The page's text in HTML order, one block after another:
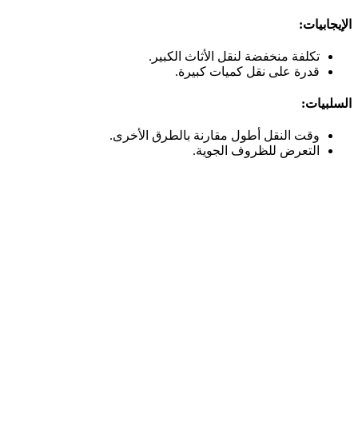
الإيجابيات:
تكلفة منخفضة لنقل الأثاث الكبير.
قدرة على نقل كميات كبيرة.
السلبيات:
وقت النقل أطول مقارنة بالطرق الأخرى.
التعرض للظروف الجوية.